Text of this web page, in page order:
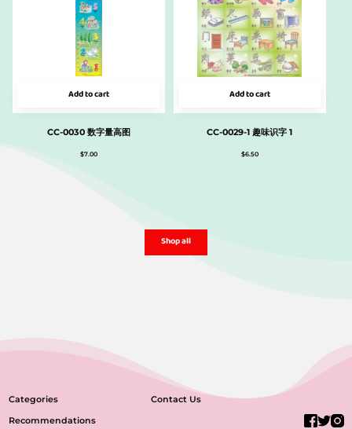
Add to cart
CC-0030 数字量高图
$7.00
Add to cart
CC-0029-1 趣味识字 1
$6.50
Shop all
Categories
Recommendations
Contact Us